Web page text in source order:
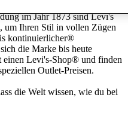
Jeans kennen, die Sie
im Jahr 1873 sind Levi's
um Ihren Stil in vollen Zügen
kontinuierlicher®
die Marke bis heute
einen Levi's-Shop® und finden
Outlet-Preisen.
die Welt wissen, wie du bei